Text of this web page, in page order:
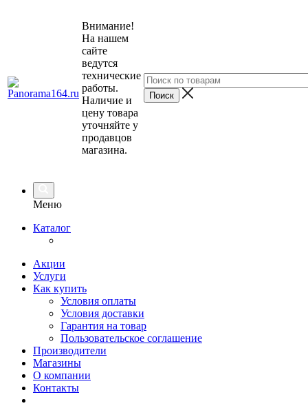
Внимание!
На нашем
сайте
ведутся
технические
работы.
Наличие и
цену товара
уточняйте у
продавцов
магазина.
Меню
Каталог
Акции
Услуги
Как купить
Условия оплаты
Условия доставки
Гарантия на товар
Пользовательское соглашение
Производители
Магазины
О компании
Контакты